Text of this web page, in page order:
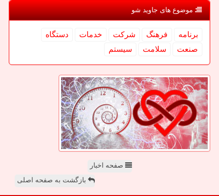
موضوع های جاوید شو
برنامه فرهنگ شركت خدمات
دستگاه
صنعت
سلامت سیستم
صفحه اخبار
بازگشت به صفحه اصلی